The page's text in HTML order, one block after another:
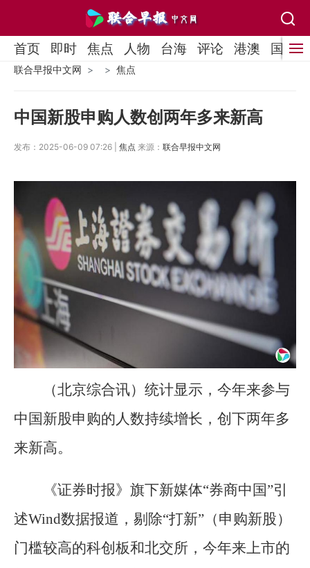
首页 即时 焦点 人物 台海 评论 港澳 国际
联合早报中文网 焦点
中国新股申购人数创两年多来新高
发布：2025-06-09 07:26 | 焦点 来源： 联合早报中文网
（北京综合讯）统计显示，今年来参与
中国新股申购的人数持续增长，创下两年多
来新高。
《证券时报》旗下新媒体“券商中国”引
述Wind数据报道，剔除“打新”（申购新股）
门槛较高的科创板和北交所，今年来上市的